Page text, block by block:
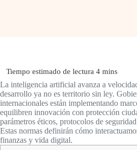
La inteligencia artificial avanza a
desarrollo ya no es territorio sin ley.
internacionales están implementando
equilibren innovación con protección
parámetros éticos, protocolos de
Estas normas definirán cómo
finanzas y vida digital.